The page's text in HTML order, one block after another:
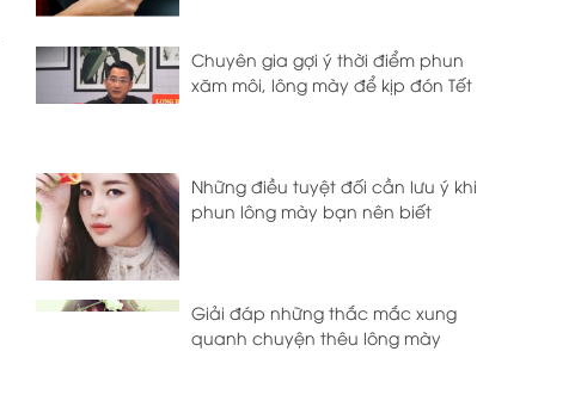
Chuyên gia gợi ý thời điểm phun
xăm môi, lông mày để kịp đón Tết
Những điều tuyệt đối cần lưu ý khi
phun lông mày bạn nên biết
Giải đáp những thắc mắc xung
quanh chuyện thêu lông mày